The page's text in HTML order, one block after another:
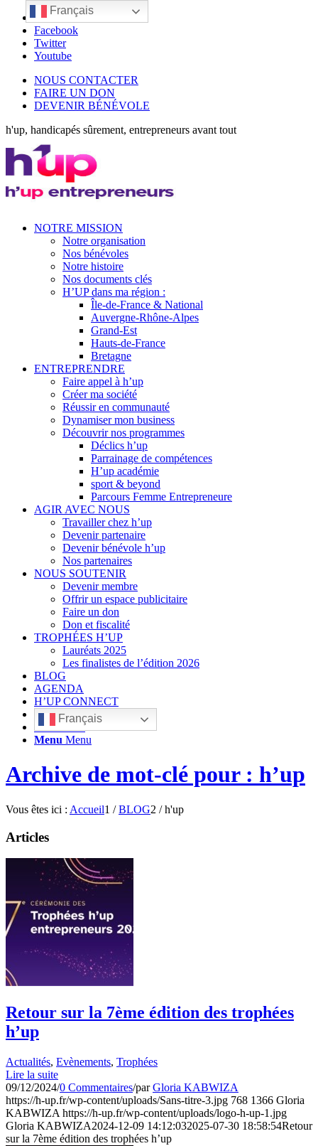
LinkedIn
Facebook
Twitter
Youtube
NOUS CONTACTER
FAIRE UN DON
DEVENIR BÉNÉVOLE
h'up, handicapés sûrement, entrepreneurs avant tout
NOTRE MISSION
Notre organisation
Nos bénévoles
Notre histoire
Nos documents clés
H’UP dans ma région :
Île-de-France & National
Auvergne-Rhône-Alpes
Grand-Est
Hauts-de-France
Bretagne
ENTREPRENDRE
Faire appel à h’up
Créer ma société
Réussir en communauté
Dynamiser mon business
Découvrir nos programmes
Déclics h’up
Parrainage de compétences
H’up académie
sport & beyond
Parcours Femme Entrepreneure
AGIR AVEC NOUS
Travailler chez h’up
Devenir partenaire
Devenir bénévole h’up
Nos partenaires
NOUS SOUTENIR
Devenir membre
Offrir un espace publicitaire
Faire un don
Don et fiscalité
TROPHÉES H’UP
Lauréats 2025
Les finalistes de l’édition 2026
BLOG
AGENDA
H’UP CONNECT
Français
Rechercher
Menu Menu
Archive de mot-clé pour : h’up
Vous êtes ici : Accueil1 / BLOG2 / h'up
Articles
Retour sur la 7ème édition des trophées
h’up
Actualités, Evènements, Trophées
Lire la suite
09/12/2024/0 Commentaires/parGloria KABWIZA
https://h-up.fr/wp-content/uploads/Sans-titre-3.jpg 768 1366 Gloria
KABWIZA https://h-up.fr/wp-content/uploads/logo-h-up-1.jpg
Gloria KABWIZA2024-12-09 14:12:032025-07-30 18:58:54Retour
sur la 7ème édition des trophées h’up
Français